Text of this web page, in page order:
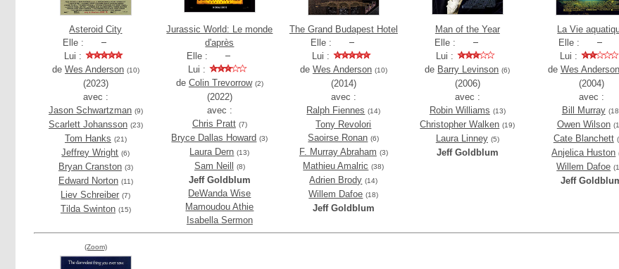
Asteroid City
Elle :
Lui :
de Wes Anderson (10)
(2023)
avec :
Jason Schwartzman (9)
Scarlett Johansson (23)
Tom Hanks (21)
Jeffrey Wright (6)
Bryan Cranston (3)
Edward Norton (11)
Liev Schreiber (7)
Tilda Swinton (15)
Jurassic World: Le monde
d'après
Elle :
Lui :
de Colin Trevorrow (2)
(2022)
avec :
Chris Pratt (7)
Bryce Dallas Howard (3)
Laura Dern (13)
Sam Neill (8)
Jeff Goldblum
DeWanda Wise
Mamoudou Athie
Isabella Sermon
The Grand Budapest Hotel
Elle :
Lui :
de Wes Anderson (10)
(2014)
avec :
Ralph Fiennes (14)
Tony Revolori
Saoirse Ronan (6)
F. Murray Abraham (3)
Mathieu Amalric (38)
Adrien Brody (14)
Willem Dafoe (18)
Jeff Goldblum
Man of the Year
Elle :
Lui :
de Barry Levinson (6)
(2006)
avec :
Robin Williams (13)
Christopher Walken (19)
Laura Linney (5)
Jeff Goldblum
La Vie
Elle :
Lui :
de Wes Anderson
(2004)
avec :
Bill Murray
Owen Wilson
Cate Blanchett
Anjelica Huston
Willem Dafoe
Jeff
(Zoom)